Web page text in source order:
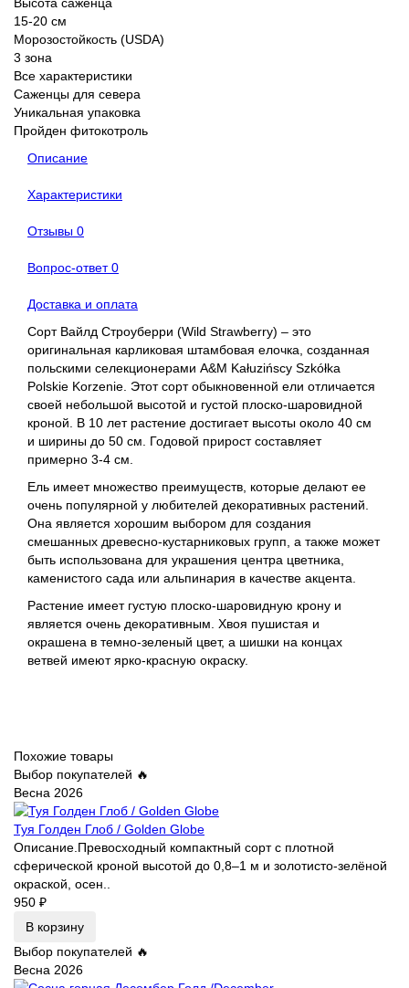
Высота саженца
15-20 см
Морозостойкость (USDA)
3 зона
Все характеристики
Саженцы для севера
Уникальная упаковка
Пройден фитокотроль
Описание
Характеристики
Отзывы 0
Вопрос-ответ0
Доставка и оплата
Сорт Вайлд Строуберри (Wild Strawberry) – это
оригинальная карликовая штамбовая елочка, созданная
польскими селекционерами A&M Kałuzińscy Szkółka
Polskie Korzenie. Этот сорт обыкновенной ели отличается
своей небольшой высотой и густой плоско-шаровидной
кроной. В 10 лет растение достигает высоты около 40 см
и ширины до 50 см. Годовой прирост составляет
примерно 3-4 см.
Ель имеет множество преимуществ, которые делают ее
очень популярной у любителей декоративных растений.
Она является хорошим выбором для создания
смешанных древесно-кустарниковых групп, а также может
быть использована для украшения центра цветника,
каменистого сада или альпинария в качестве акцента.
Растение имеет густую плоско-шаровидную крону и
является очень декоративным. Хвоя пушистая и
окрашена в темно-зеленый цвет, а шишки на концах
ветвей имеют ярко-красную окраску.
Похожие товары
Выбор покупателей 🔥
Весна 2026
Туя Голден Глоб / Golden Globe
Описание.Превосходный компактный сорт с плотной
сферической кроной высотой до 0,8–1 м и золотисто-зелёной
окраской, осен..
950 ₽
В корзину
Выбор покупателей 🔥
Весна 2026